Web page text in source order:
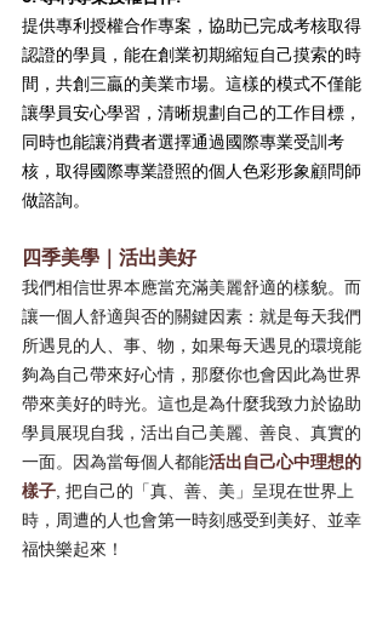
提供專利授權合作專案，協助已完成考核取得
認證的學員，能在創業初期縮短自己摸索的時
間，共創三贏的美業市場。這樣的模式不僅能
讓學員安心學習，清晰規劃自己的工作目標，
同時也能讓消費者選擇通過國際專業受訓考
核，取得國際專業證照的個人色彩形象顧問師
做諮詢。
四季美學｜活出美好
我們相信世界本應當充滿美麗舒適的樣貌。而
讓一個人舒適與否的關鍵因素：就是每天我們
所遇見的人、事、物，如果每天遇見的環境能
夠為自己帶來好心情，那麼你也會因此為世界
帶來美好的時光。這也是為什麼我致力於協助
學員展現自我，活出自己美麗、善良、真實的
一面。因為當每個人都能活出自己心中理想的
樣子 , 把自己的「真、善、美」呈現在世界上
時，周遭的人也會第一時刻感受到美好、並幸
福快樂起來！